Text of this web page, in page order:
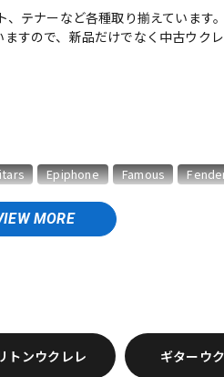
レコーディン
グ機器
テナーなど各種取り揃えていま
すので、新品だけでなく中古ウク
MORE
Epiphone Famous
LAVA MUSIC
トンウクレレ ギターウ